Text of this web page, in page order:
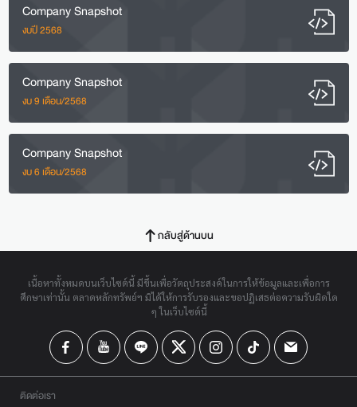
Company Snapshot
งบปี 2568
Company Snapshot
งบ 9 เดือน/2568
Company Snapshot
งบ 6 เดือน/2568
กลับสู่ด้านบน
เนื้อหาทั้งหมดบนเว็บไซต์นี้ มีขึ้นเพื่อวัตถุประสงค์ในการให้ข้อมูลและเพื่อการ
ศึกษาเท่านั้น ตลาดหลักทรัพย์ฯ มิได้ให้การรับรองและขอปฏิเสธต่อความรับผิดใด
ๆ ในเว็บไซต์นี้
ติดต่อเรา